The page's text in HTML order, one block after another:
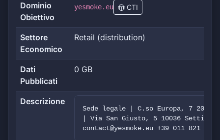
Dominio
Obiettivo
yesmoke.eu CTI
Settore
Economico
Retail (distribution)
Dati
Pubblicati
0 GB
Descrizione
Sede legale | C.so Europa, 7
| Via San Giusto, 5 10036
contact@yesmoke.eu +39 011 821 1653